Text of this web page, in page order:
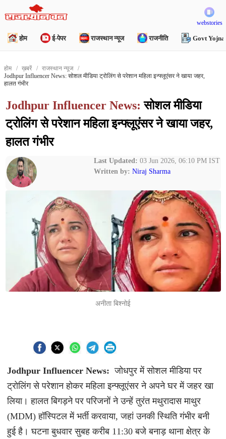
webstories
होम ई-पेपर राजस्थान न्यूज राजनीति Govt Yojna
होम ख़बरें
राजस्थान न्यूज
Jodhpur Influencer News: सोशल मीडिया ट्रोलिंग से परेशान महिला इन्फ्लूएंसर ने खाया जहर,
हालत गंभीर
Jodhpur Influencer News: सोशल मीडिया
ट्रोलिंग से परेशान महिला इन्फ्लूएंसर ने खाया जहर,
हालत गंभीर
Last Updated: 03 Jun 2026, 06:10 PM IST
Written by: Niraj Sharma
अनीता बिश्नोई
Jodhpur Influencer News: जोधपुर में सोशल मीडिया पर
ट्रोलिंग से परेशान होकर महिला इन्फ्लूएंसर ने अपने घर में जहर खा
लिया। हालत बिगड़ने पर परिजनों ने उन्हें तुरंत मथुरादास माथुर
(MDM) हॉस्पिटल में भर्ती करवाया, जहां उनकी स्थिति गंभीर बनी
हुई है। घटना बुधवार सुबह करीब 11:30 बजे बनाड़ थाना क्षेत्र के